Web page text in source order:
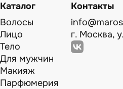
Каталог
Волосы
Лицо
Тело
Для мужчин
Макияж
Парфюмерия
Контакты
г. Москва,